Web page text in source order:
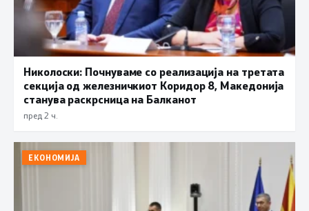
Николоски: Почнуваме со реализација на третата
секција од железничкиот Коридор 8, Македонија
станува раскрсница на Балканот
пред 2 ч.
ЕКОНОМИЈА